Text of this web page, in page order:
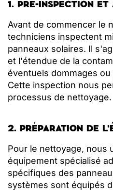
1. PRÉ-INSPECTION ET
Avant de commencer le
techniciens inspectent
panneaux solaires. Il
et l'étendue de la
éventuels dommages
Cette inspection nous
processus de nettoyage.
2. PRÉPARATION DE
Pour le nettoyage, nous
équipement spécialisé
spécifiques des
systèmes sont équipés